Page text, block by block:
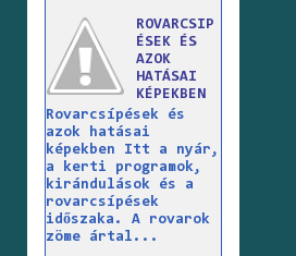
ROVARCSIP
ÉSEK ÉS
AZOK
HATÁSAI
KÉPEKBEN
Rovarcsípések és
azok hatásai
képekben Itt a nyár,
a kerti programok,
kirándulások és a
rovarcsípések
időszaka. A rovarok
zöme ártal...